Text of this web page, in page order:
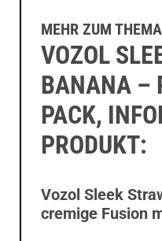
MEHR ZUM THEMA
VOZOL
BANANA –
PACK,
PRODUKT:
Vozol Sleek
cremige Fusion